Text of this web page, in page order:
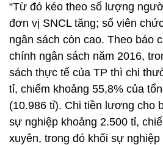
“Từ đó kéo theo số lượng
đơn vị SNCL tăng; số viên
ngân sách còn cao. Theo báo
chính ngân sách năm 2016,
sách thực tế của TP thì chi
tỉ, chiếm khoảng 55,8% của
(10.986 tỉ). Chi tiền lương cho
sự nghiệp khoảng 2.500 tỉ,
xuyên, trong đó khối sự nghiệp